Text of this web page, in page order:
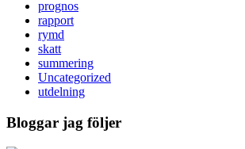
prognos
rapport
rymd
skatt
summering
Uncategorized
utdelning
Bloggar jag följer